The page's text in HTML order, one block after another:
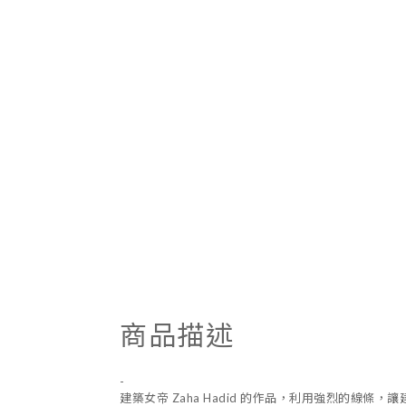
商品描述
-
建築女帝 Zaha Hadid 的作品，利用強烈的線條，讓